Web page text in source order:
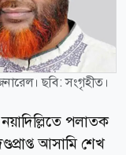
ছবি: সংগৃহীত।
পলাতক
আসামি শেখ